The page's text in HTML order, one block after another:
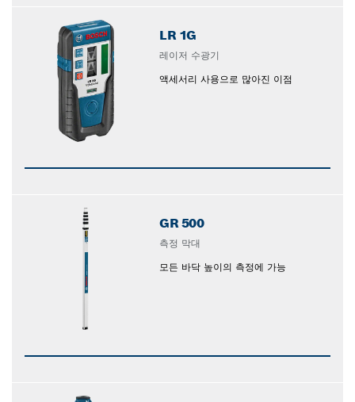
LR 1G
레이저 수광기
액세서리 사용으로 많아진 이점
GR 500
측정 막대
모든 바닥 높이의 측정에 가능